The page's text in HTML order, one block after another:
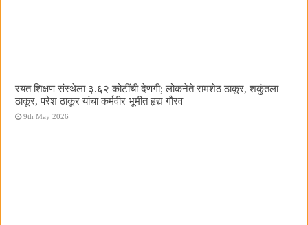
रयत शिक्षण संस्थेला ३.६२ कोटींची देणगी; लोकनेते रामशेठ ठाकूर, शकुंतला
ठाकूर, परेश ठाकूर यांचा कर्मवीर भूमीत हृद्य गौरव
9th May 2026